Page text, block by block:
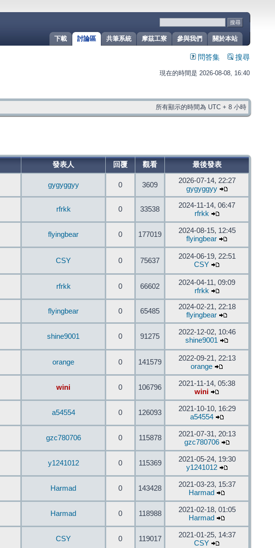
關於本站
參與我們
摩茲工寮
共筆系統
討論區
下載
問答集 搜尋
現在的時間是 2026-08-08, 16:40
所有顯示的時間為 UTC + 8 小時
發表人 回覆 觀看 最後發表
gygyggyy 0 3609
2026-07-14, 22:27
gygyggyy
rfrkk 0 33538
2024-11-14, 06:47
rfrkk
flyingbear 0 177019
2024-08-15, 12:45
flyingbear
CSY 0 75637
2024-06-19, 22:51
CSY
rfrkk 0 66602
2024-04-11, 09:09
rfrkk
flyingbear 0 65485
2024-02-21, 22:18
flyingbear
shine9001 0 91275
2022-12-02, 10:46
shine9001
orange 0 141579
2022-09-21, 22:13
orange
wini 0 106796
2021-11-14, 05:38
wini
a54554 0 126093
2021-10-10, 16:29
a54554
gzc780706 0 115878
2021-07-31, 20:13
gzc780706
y1241012 0 115369
2021-05-24, 19:30
y1241012
Harmad 0 143428
2021-03-23, 15:37
Harmad
Harmad 0 118988
2021-02-18, 01:05
Harmad
CSY 0 119017
2021-01-25, 14:37
CSY